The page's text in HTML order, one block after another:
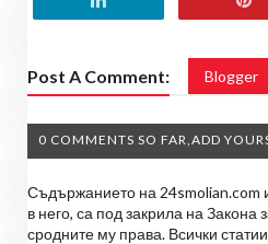
Post A Comment: Blogger
0 COMMENTS SO FAR,ADD
Съдържанието на 24smolian.com
в него, са под закрила на Закона
сродните му права. Всички